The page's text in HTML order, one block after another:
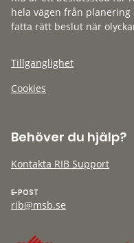
hela vägen från
fatta rätt beslut när
Tillgänglighet
Cookies
Behöver du hjälp?
Kontakta RIB Support
E-POST
rib@msb.se